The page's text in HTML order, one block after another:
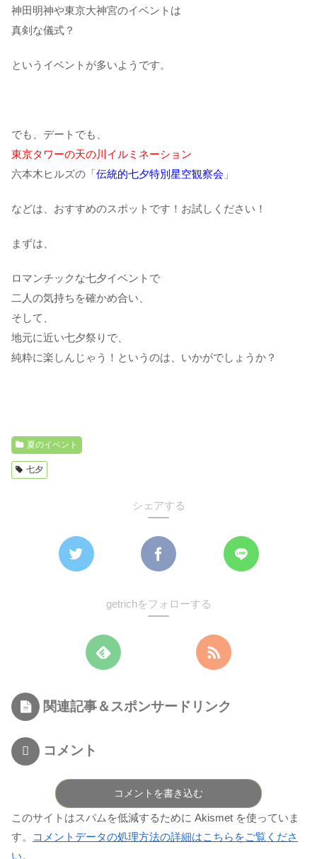
神田明神や東京大神宮のイベントは
真剣な儀式？
というイベントが多いようです。
でも、デートでも、
東京タワーの天の川イルミネーション
六本木ヒルズの「伝統的七夕特別星空観察会 」
などは、おすすめのスポットです！お試しください！
まずは、
ロマンチックな七夕イベントで
二人の気持ちを確かめ合い、
そして、
地元に近い七夕祭りで、
純粋に楽しんじゃう！というのは、いかがでしょうか？
夏のイベント
七夕
シェアする
getrichをフォローする
関連記事＆スポンサードリンク
コメント
コメントを書き込む
このサイトはスパムを低減するために Akismet を使っていま
す。
コメントデータの処理方法の詳細はこちらをご覧くださ
い。